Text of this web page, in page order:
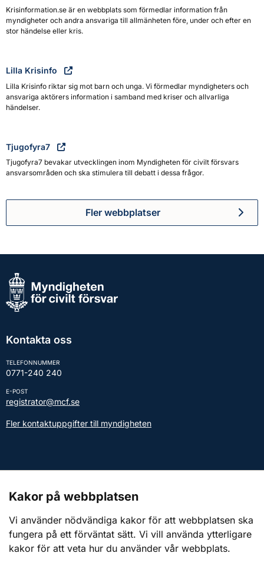
Krisinformation.se är en webbplats som förmedlar information från
myndigheter och andra ansvariga till allmänheten före, under och efter en
stor händelse eller kris.
Lilla Krisinfo
Lilla Krisinfo riktar sig mot barn och unga. Vi förmedlar myndigheters och
ansvariga aktörers information i samband med kriser och allvarliga
händelser.
Tjugofyra7
Tjugofyra7 bevakar utvecklingen inom Myndigheten för civilt försvars
ansvarsområden och ska stimulera till debatt i dessa frågor.
Fler webbplatser
Kontakta oss
TELEFONNUMMER
0771-240 240
E-POST
registrator@mcf.se
Fler kontaktuppgifter till myndigheten
Webbplatsen
Om webbplatsen
Kakor på webbplatsen
Vi använder nödvändiga kakor för att webbplatsen ska
fungera på ett förväntat sätt. Vi vill använda ytterligare
kakor för att veta hur du använder vår webbplats.